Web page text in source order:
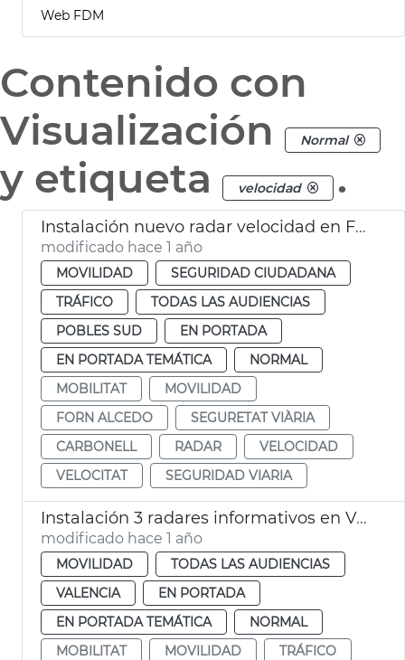
Web FDM
Contenido con
Visualización
Normal
y etiqueta velocidad .
Instalación nuevo radar velocidad en Forn d'Alcedo
modificado hace 1 año
MOVILIDAD
SEGURIDAD CIUDADANA
TRÁFICO
TODAS LAS AUDIENCIAS
POBLES SUD
EN PORTADA
EN PORTADA TEMÁTICA
NORMAL
MOBILITAT
MOVILIDAD
FORN ALCEDO
SEGURETAT VIÀRIA
CARBONELL
RADAR
VELOCIDAD
VELOCITAT
SEGURIDAD VIARIA
Instalación 3 radares informativos en València
modificado hace 1 año
MOVILIDAD
TODAS LAS AUDIENCIAS
VALENCIA
EN PORTADA
EN PORTADA TEMÁTICA
NORMAL
MOBILITAT
MOVILIDAD
TRÁFICO